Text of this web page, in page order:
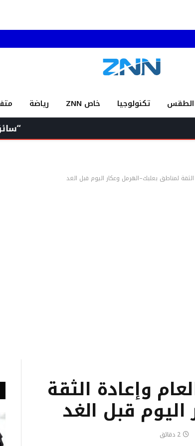
الطقس تكنولوجيا خاص ZNN رياضة
“سائق أجرة
لمناطق بعلبك–الهرمل وعكار اليوم قبل الغد
وإعادة الثقة
قبل الغد
2 دقائق